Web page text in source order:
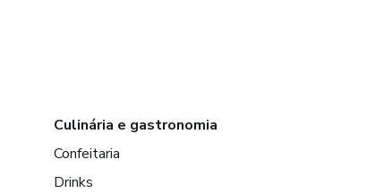
Culinária e gastronomia
Confeitaria
Drinks